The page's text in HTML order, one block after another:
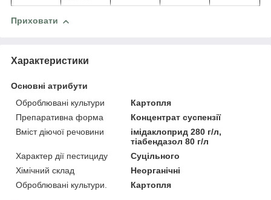
Приховати
Характеристики
Основні атрибути
Оброблювані культури
Картопля
Препаративна форма
Концентрат суспензії
Вміст діючої речовини
імідаклоприд 280 г/л,
тіабендазол 80 г/л
Характер дії пестициду
Суцільного
Хімічний склад
Неорганічні
Оброблювані культури.
Картопля